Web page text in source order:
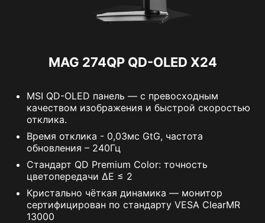
MAG 274QP QD-OLED X24
MSI QD-OLED панель — с превосходным
качеством изображения и быстрой скоростью
отклика.
Время отклика - 0,03мс GtG, частота
обновления – 240Гц
Стандарт QD Premium Color: точность
цветопередачи ΔE ≤ 2
Кристально чёткая динамика — монитор
сертифицирован по стандарту VESA ClearMR
13000